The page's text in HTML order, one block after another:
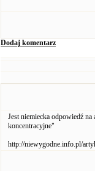
Dodaj komentarz
Jest niemiecka odpowiedź
koncentracyjne"
http://niewygodne.info.pl/